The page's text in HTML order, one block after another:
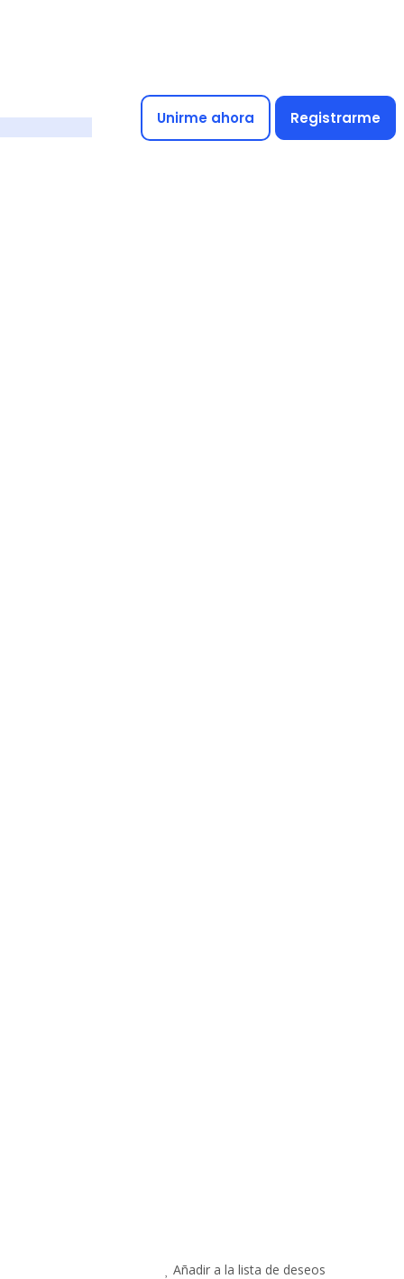
Unirme ahora Registrarme
Añadir a la lista de deseos